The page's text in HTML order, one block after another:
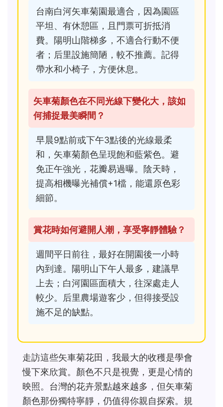
台南白河矢車菊園最適合，因為園區
平坦、有休憩區，且門票可折抵消
費。陽明山階梯多，不適合行動不便
者；后里設施簡陋，較不推薦。記得
帶水和小椅子，方便休息。
矢車菊顏色在不同光線下變化大，該如
何捕捉最美瞬間？
早晨9點前或下午3點後的光線最柔
和，矢車菊顏色呈現飽和藍紫色。避
免正午強光，花瓣易過曝。陰天時，
提高相機曝光補償+1檔，能還原色彩
細節。
賞花時如何避開人潮，享受寧靜體驗？
週間平日前往，最好在開園後一小時
內到達。陽明山下午人最多，建議早
上去；白河園區面積大，往深處走人
較少。后里農場遊客少，但得接受設
施不足的缺點。
走訪這些矢車菊花田，我最大的收穫是學會
慢下來欣賞。顏色不只是視覺，更是心情的
映照。台灣的花卉景點越來越多，但矢車菊
顏色那份獨特寧靜，仍值得你親自探索。規